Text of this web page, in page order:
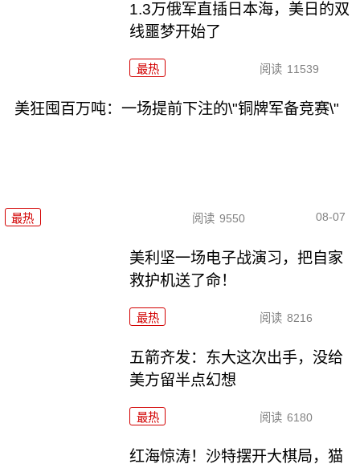
1.3万俄军直插日本海，美日的双
线噩梦开始了
最热 阅读 11539
美狂囤百万吨：一场提前下注的\"铜牌军备竞赛\"
最热 阅读 9550 08-07
美利坚一场电子战演习，把自家
救护机送了命！
最热 阅读 8216
五箭齐发：东大这次出手，没给
美方留半点幻想
最热 阅读 6180
红海惊涛！沙特摆开大棋局，猫